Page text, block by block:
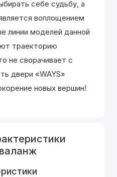
себе судьбу, а
воплощением
линии моделей данной
траекторию
не сворачивает с
двери «WAYS»
новых вершин!